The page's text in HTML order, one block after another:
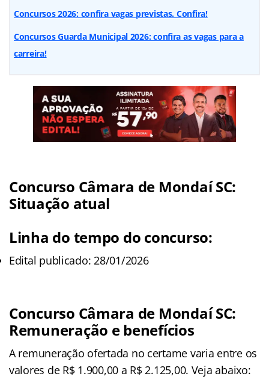
Concursos 2026: confira vagas previstas. Confira!
Concursos Guarda Municipal 2026: confira as vagas para a
carreira!
Concurso Câmara de Mondaí SC:
Situação atual
Linha do tempo do concurso:
Edital publicado: 28/01/2026
Concurso Câmara de Mondaí SC:
Remuneração e benefícios
A remuneração ofertada no certame varia entre os
valores de R$ 1.900,00 a R$ 2.125,00. Veja abaixo: